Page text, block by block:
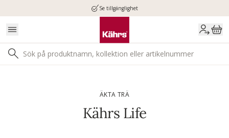
Se tillgänglighet
ÄKTA TRÄ
Kährs Life